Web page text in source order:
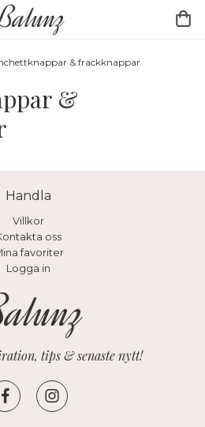
& frackknappar
&
Handla
Villkor
oss
favoriter
Logga in
tips & senaste nytt!